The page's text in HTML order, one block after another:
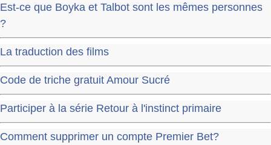
Est-ce que Boyka et Talbot sont les mêmes personnes
?
La traduction des films
Code de triche gratuit Amour Sucré
Participer à la série Retour à l'instinct primaire
Comment supprimer un compte Premier Bet?